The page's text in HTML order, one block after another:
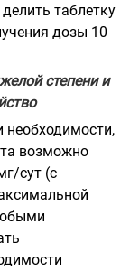
таблетку
дозы 10
степени и
необходимости,
возможно
сут (с